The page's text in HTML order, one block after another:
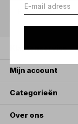
Klantenservice
Mijn account
Categorieën
Over ons